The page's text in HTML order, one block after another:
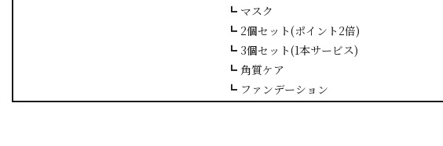
┗ マスク
┗ 2個セット(ポイント2倍)
┗ 3個セット(1本サービス)
┗ 角質ケア
┗ ファンデーション